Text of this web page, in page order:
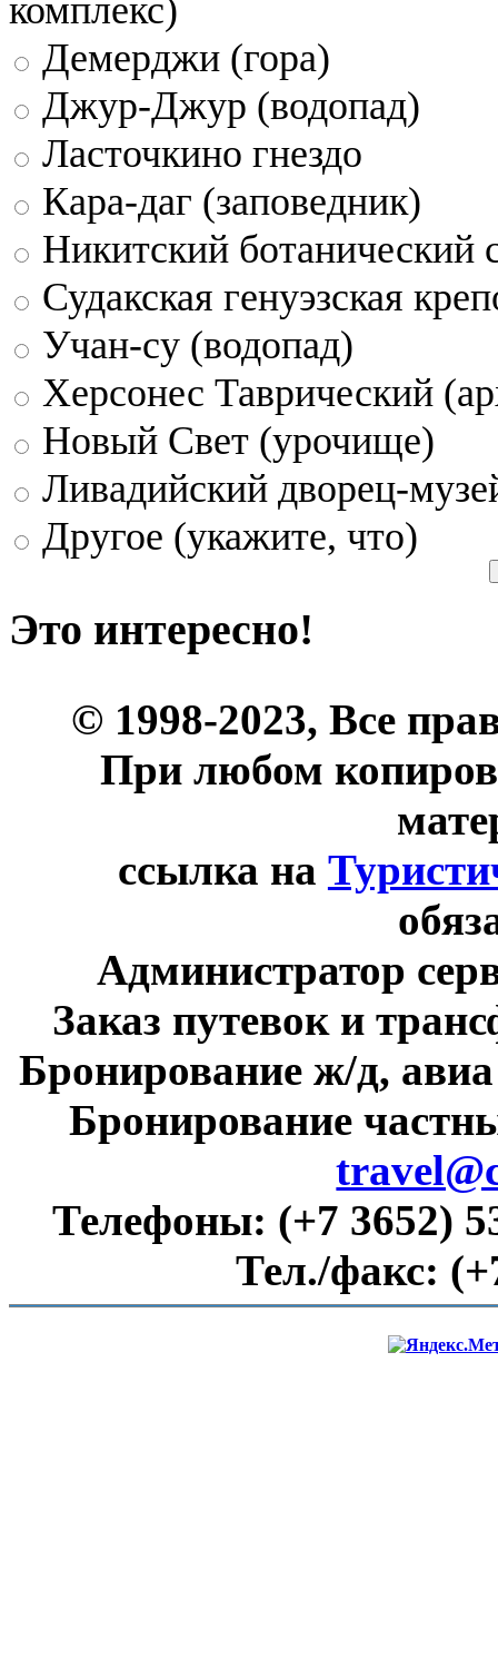
Демерджи (гора)
Джур-Джур (водопад)
Ласточкино гнездо
Кара-даг (заповедник)
Никитский ботанический
Судакская генуэзская
Учан-су (водопад)
Херсонес Таврический
Новый Свет (урочище)
Ливадийский дворец-
Другое (укажите, что)
Это интересно!
© 1998-2023, Все
При любом
ссылка на
Администратор
Заказ путевок и
Бронирование ж/д,
Бронирование
Телефоны: (+7 3652)
Тел./факс: